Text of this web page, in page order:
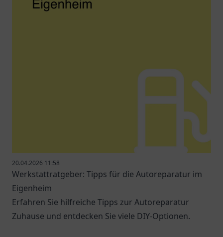
20.04.2026 11:58
Werkstattratgeber: Tipps für die Autoreparatur im
Eigenheim
Erfahren Sie hilfreiche Tipps zur Autoreparatur
Zuhause und entdecken Sie viele DIY-Optionen.